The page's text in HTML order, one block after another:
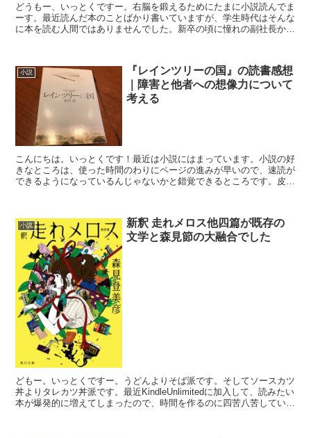
どうもー、いっとくですー。右脳を鍛えるためにたまに小説読んでま
ーす。最近読んだ本のことばかり書いていますが、学生時代はそんな
に本を読む人間ではありませんでした。新卒の頃に憧れの副社長から
小説
『レインツリーの国』の読書感想
｜障害と他者への想像力について
考える
こんにちは。いっとくです！最近は小説にはまっています。小説の好
きなところは、使った時間のわりにページの進みが早いので、速読が
できるようになっているんじゃないかと錯覚できるところです。皮肉
小説
新釈 走れメロス他四篇が既存の
文学と森見節の大融合でした
どもー。いっとくですー。うどんよりそば派です。そしてソースカツ
丼よりタレカツ丼派です。最近KindleUnlimitedに加入して、読みたい
本が爆発的に増えてしまったので、時間を作るのに四苦八苦していま